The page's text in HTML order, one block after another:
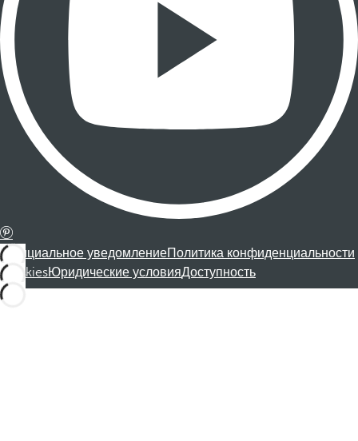
Официальное уведомлениеПолитика конфиденциальности
CookiesЮридические условияДоступность